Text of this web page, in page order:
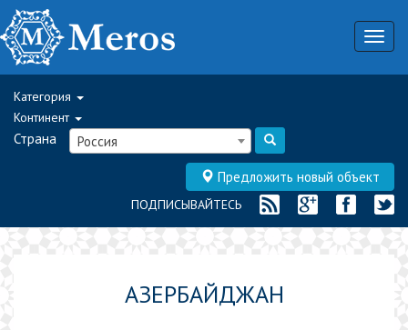
Категория
Континент
Страна Россия
Предложить новый объект
ПОДПИСЫВАЙТЕСЬ
АЗЕРБАЙДЖАН